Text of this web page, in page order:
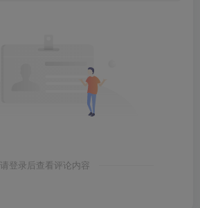
请登录后查看评论内容